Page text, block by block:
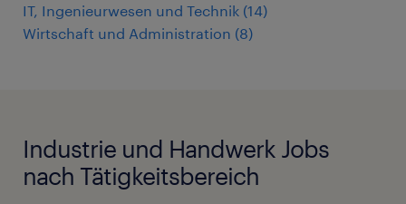
IT, Ingenieurwesen und Technik (14)
Wirtschaft und Administration (8)
Industrie und Handwerk Jobs
nach Tätigkeitsbereich